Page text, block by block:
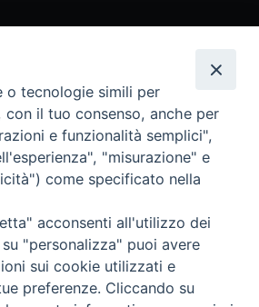
Digitale
Cartaceo
Copia Digitale
Duomo 11 - tel. 0382.24736 -
o tecnologie simili per
il tuo consenso, anche per
e funzionalità semplici",
"misurazione" e
come specificato nella
acconsenti all'utilizzo dei
"personalizza" puoi avere
sui cookie utilizzati e
preferenze. Cliccando su